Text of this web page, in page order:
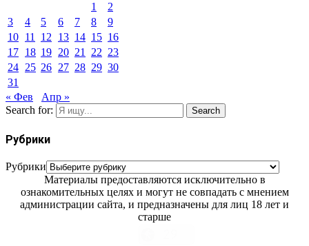
1
2
3
4 5 6 7 8
9
10 11 12 13 14 15 16
17 18 19 20 21 22 23
24 25 26 27 28 29 30
31
« Фев
Апр »
Search for:
Search
Рубрики
Рубрики
Материалы предоставляются исключительно в
ознакомительных целях и могут не совпадать с мнением
администрации сайта, и предназначены для лиц 18 лет и
старше